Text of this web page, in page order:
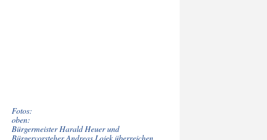
Fotos:
oben:
Bürgermeister Harald Heuer und
Bürgervorsteher Andreas Lojek überreichen